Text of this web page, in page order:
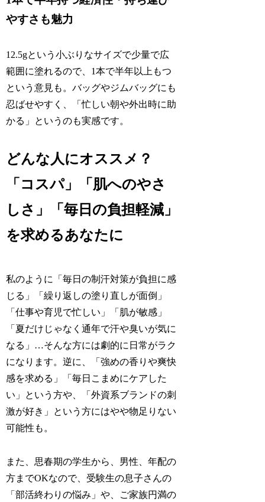
やすさも魅力
12.5gという小ぶりなサイズで少量で広
範囲に塗れるので、1本で半年以上もつ
という意見も。バッグやジムバッグにも
忍ばせやすく、「忙しい朝や外出時に助
かる」というのも実感です。
どんな人にオススメ？
「コスパ」「肌へのやさ
しさ」「毎日の負担軽減」
を求めるあなたに
私のように「毎日の制汗対策が負担に感
じる」「繰り返しの塗り直しが面倒」
「仕事や育児で忙しい」「肌が敏感」
「夏だけじゃなく通年で汗や臭いが気に
なる」…そんな方には劇的に日常がラク
になります。逆に、「強めの香りや爽快
感を求める」「毎日こまめにケアした
い」という方や、「外資系ブランドの刺
激が好き」という方にはやや物足りない
可能性も。
また、思春期の学生から、男性、年配の
方までOKなので、受験生の息子さんの
「部活終わりの悩み」や、ご家族円満の